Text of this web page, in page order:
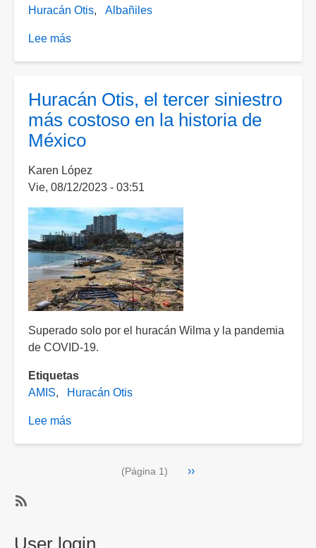
Huracán Otis
Albañiles
Lee más
para
la
reconstrucción
de
Huracán Otis, el tercer siniestro
más costoso en la historia de
México
Karen López
Vie, 08/12/2023 - 03:51
Superado solo por el huracán Wilma y la pandemia
de COVID-19.
Etiquetas
AMIS
Huracán Otis
Lee más
costoso
(Página 1)
Siguiente
››
aUser login